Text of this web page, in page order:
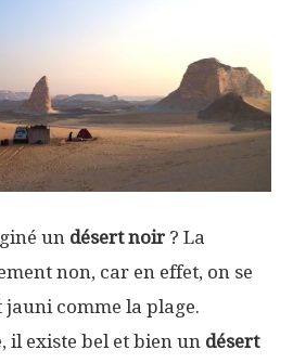
un désert noir? La
non, car en effet, on se
jauni comme la plage.
il existe bel et bien un désert